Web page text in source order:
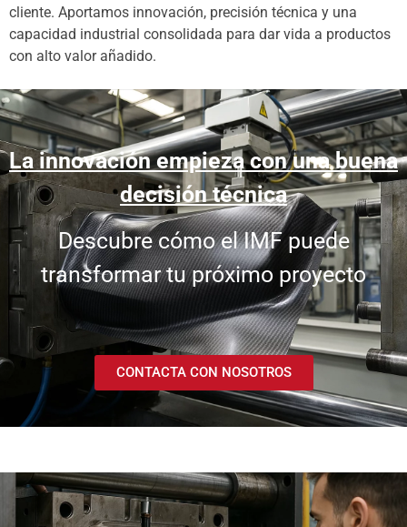
cliente. Aportamos innovación, precisión técnica y una
capacidad industrial consolidada para dar vida a productos
con alto valor añadido.
La innovación empieza con una buena
decisión técnica
Descubre cómo el IMF puede
transformar tu próximo proyecto
CONTACTA CON NOSOTROS